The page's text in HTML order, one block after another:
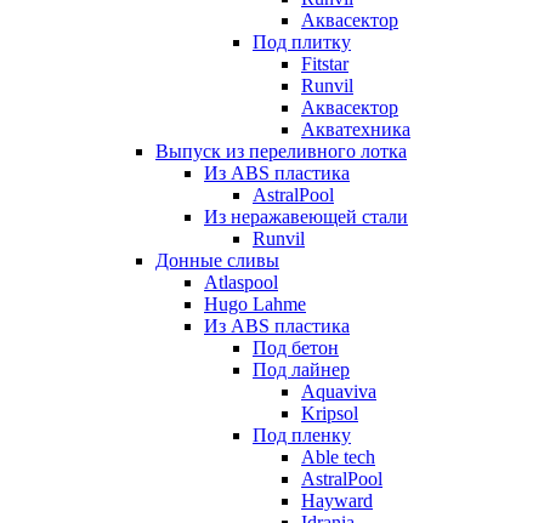
Аквасектор
Под плитку
Fitstar
Runvil
Аквасектор
Акватехника
Выпуск из переливного лотка
Из ABS пластика
AstralPool
Из неражавеющей стали
Runvil
Донные сливы
Atlaspool
Hugo Lahme
Из ABS пластика
Под бетон
Под лайнер
Aquaviva
Kripsol
Под пленку
Able tech
AstralPool
Hayward